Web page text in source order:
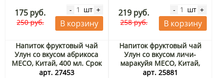
175 руб.
250 руб.
- шт +
В корзину
219 руб.
258 руб.
- шт +
В корзину
Напиток фруктовый чай
Улун со вкусом абрикоса
MECO, Китай, 400 мл. Срок
до 13.08.2026. Акция
арт. 27453
Напиток фруктовый чай
Улун со вкусом личи-
маракуйя MECO, Китай,
400 мл Акция
арт. 25881